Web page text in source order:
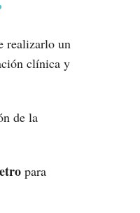
realizarlo un
clínica y
de la
para